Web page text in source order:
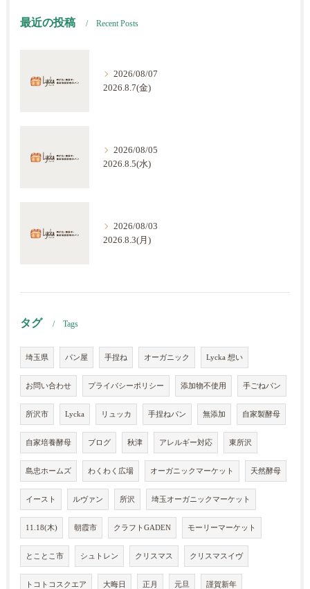
最近の投稿 Recent Posts
2026/08/07
2026.8.7(金)
2026/08/05
2026.8.5(水)
2026/08/03
2026.8.3(月)
タグ Tags
埼玉県 パン屋 手捏ね オーガニック Lycka 想い
お問い合わせ プライバシーポリシー 添加物不使用 手ごねパン
所沢市 Lycka リュッカ 手捏ねパン 無添加 自家製酵母
自家培養酵母 ブログ 秋津 アレルギー対応 東所沢
島忠ホームズ わくわく広場 オーガニックマーケット 天然酵母
イースト ルヴァン 所沢 埼玉オーガニックマーケット
11.18(木) 朝霞市 クラフトGADEN モーリーマーケット
とことこ市 シュトレン クリスマス クリスマスイヴ
トコトコスクエア 大晦日 正月 元旦 謹賀新年